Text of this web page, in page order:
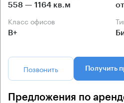
558 — 1164 кв.м
Класс офисов
B+
Позвонить Получить
Предложения по